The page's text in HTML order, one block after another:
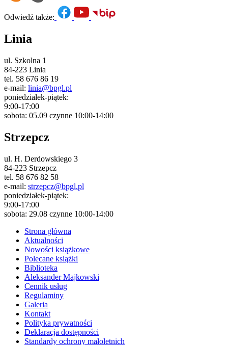
Odwiedź także:
Linia
ul. Szkolna 1
84-223 Linia
tel. 58 676 86 19
e-mail: linia@bpgl.pl
poniedziałek-piątek:
9:00-17:00
sobota: 05.09 czynne 10:00-14:00
Strzepcz
ul. H. Derdowskiego 3
84-223 Strzepcz
tel. 58 676 82 58
e-mail: strzepcz@bpgl.pl
poniedziałek-piątek:
9:00-17:00
sobota: 29.08 czynne 10:00-14:00
Strona główna
Aktualności
Nowości książkowe
Polecane książki
Biblioteka
Aleksander Majkowski
Cennik usług
Regulaminy
Galeria
Kontakt
Polityka prywatności
Deklaracja dostępności
Standardy ochrony małoletnich